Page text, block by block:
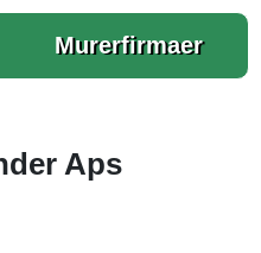
Murerfirmaer
Aps